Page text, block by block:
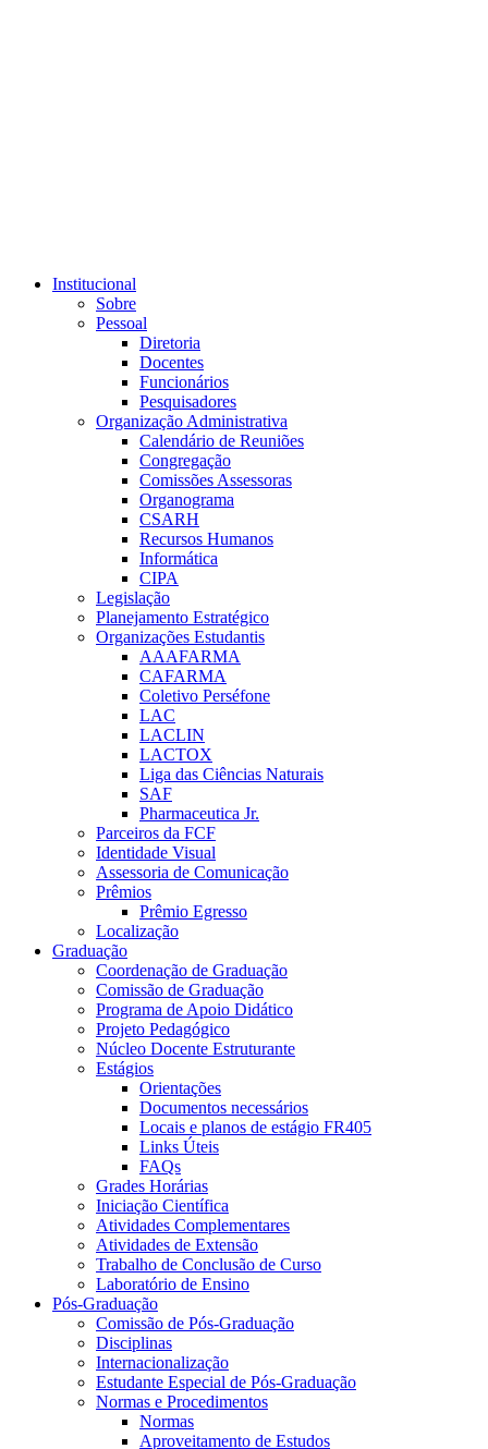
Institucional
Sobre
Pessoal
Diretoria
Docentes
Funcionários
Pesquisadores
Organização Administrativa
Calendário de Reuniões
Congregação
Comissões Assessoras
Organograma
CSARH
Recursos Humanos
Informática
CIPA
Legislação
Planejamento Estratégico
Organizações Estudantis
AAAFARMA
CAFARMA
Coletivo Perséfone
LAC
LACLIN
LACTOX
Liga das Ciências Naturais
SAF
Pharmaceutica Jr.
Parceiros da FCF
Identidade Visual
Assessoria de Comunicação
Prêmios
Prêmio Egresso
Localização
Graduação
Coordenação de Graduação
Comissão de Graduação
Programa de Apoio Didático
Projeto Pedagógico
Núcleo Docente Estruturante
Estágios
Orientações
Documentos necessários
Locais e planos de estágio FR405
Links Úteis
FAQs
Grades Horárias
Iniciação Científica
Atividades Complementares
Atividades de Extensão
Trabalho de Conclusão de Curso
Laboratório de Ensino
Pós-Graduação
Comissão de Pós-Graduação
Disciplinas
Internacionalização
Estudante Especial de Pós-Graduação
Normas e Procedimentos
Normas
Aproveitamento de Estudos